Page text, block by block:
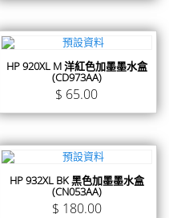
HP 920XL M 洋紅色加墨墨水盒
(CD973AA)
$ 65.00
HP 932XL BK 黑色加墨墨水盒
(CN053AA)
$ 180.00